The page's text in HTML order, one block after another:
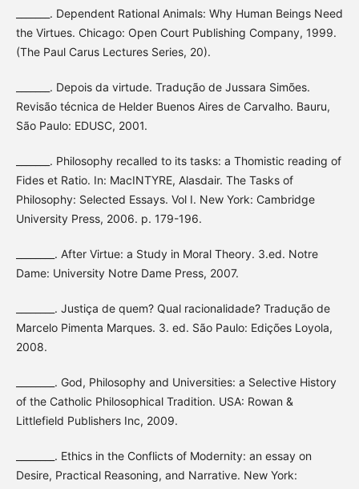
_______. Dependent Rational Animals: Why Human Beings Need
the Virtues. Chicago: Open Court Publishing Company, 1999.
(The Paul Carus Lectures Series, 20).
_______. Depois da virtude. Tradução de Jussara Simões.
Revisão técnica de Helder Buenos Aires de Carvalho. Bauru,
São Paulo: EDUSC, 2001.
_______. Philosophy recalled to its tasks: a Thomistic reading of
Fides et Ratio. In: MacINTYRE, Alasdair. The Tasks of
Philosophy: Selected Essays. Vol I. New York: Cambridge
University Press, 2006. p. 179-196.
________. After Virtue: a Study in Moral Theory. 3.ed. Notre
Dame: University Notre Dame Press, 2007.
________. Justiça de quem? Qual racionalidade? Tradução de
Marcelo Pimenta Marques. 3. ed. São Paulo: Edições Loyola,
2008.
________. God, Philosophy and Universities: a Selective History
of the Catholic Philosophical Tradition. USA: Rowan &
Littlefield Publishers Inc, 2009.
________. Ethics in the Conflicts of Modernity: an essay on
Desire, Practical Reasoning, and Narrative. New York: